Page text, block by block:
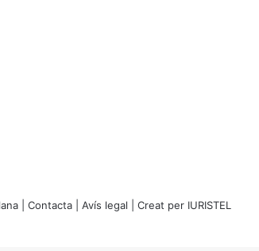
| Contacta Avís legal | Creat per IURISTEL